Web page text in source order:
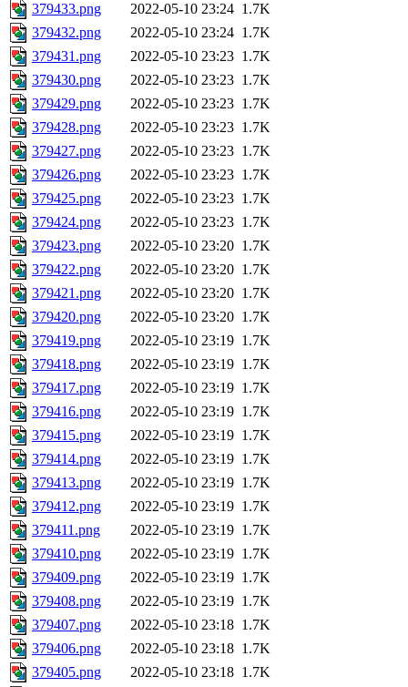
379433.png
2022-05-10 23:24 1.7K
379432.png
2022-05-10 23:24 1.7K
379431.png
2022-05-10 23:23 1.7K
379430.png
2022-05-10 23:23 1.7K
379429.png
2022-05-10 23:23 1.7K
379428.png
2022-05-10 23:23 1.7K
379427.png
2022-05-10 23:23 1.7K
379426.png
2022-05-10 23:23 1.7K
379425.png
2022-05-10 23:23 1.7K
379424.png
2022-05-10 23:23 1.7K
379423.png
2022-05-10 23:20 1.7K
379422.png
2022-05-10 23:20 1.7K
379421.png
2022-05-10 23:20 1.7K
379420.png
2022-05-10 23:20 1.7K
379419.png
2022-05-10 23:19 1.7K
379418.png
2022-05-10 23:19 1.7K
379417.png
2022-05-10 23:19 1.7K
379416.png
2022-05-10 23:19 1.7K
379415.png
2022-05-10 23:19 1.7K
379414.png
2022-05-10 23:19 1.7K
379413.png
2022-05-10 23:19 1.7K
379412.png
2022-05-10 23:19 1.7K
379411.png
2022-05-10 23:19 1.7K
379410.png
2022-05-10 23:19 1.7K
379409.png
2022-05-10 23:19 1.7K
379408.png
2022-05-10 23:19 1.7K
379407.png
2022-05-10 23:18 1.7K
379406.png
2022-05-10 23:18 1.7K
379405.png
2022-05-10 23:18 1.7K